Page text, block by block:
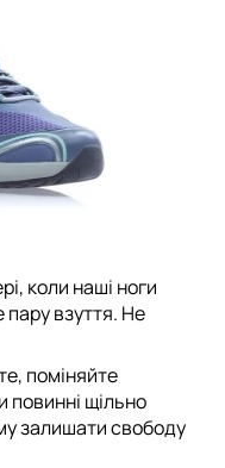
коли наші ноги
пару взуття. Не
поміняйте
повинні щільно
залишати свободу